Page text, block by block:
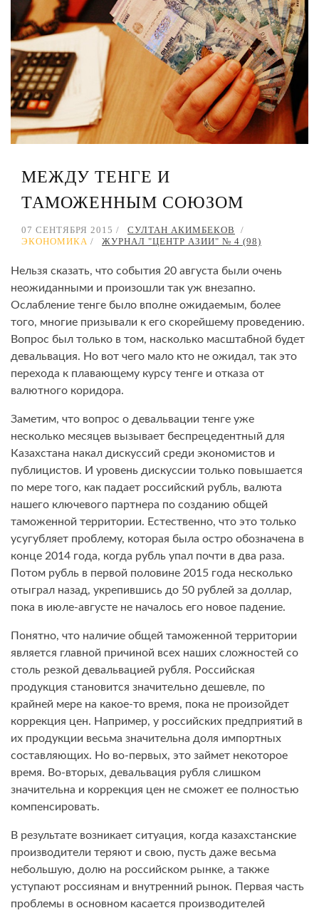
МЕЖДУ ТЕНГЕ И
ТАМОЖЕННЫМ СОЮЗОМ
07 СЕНТЯБРЯ 2015
СУЛТАН АКИМБЕКОВ
ЭКОНОМИКА
ЖУРНАЛ "ЦЕНТР АЗИИ" № 4 (98)
Нельзя сказать, что события 20 августа были очень
неожиданными и произошли так уж внезапно.
Ослабление тенге было вполне ожидаемым, более
того, многие призывали к его скорейшему проведению.
Вопрос был только в том, насколько масштабной будет
девальвация. Но вот чего мало кто не ожидал, так это
перехода к плавающему курсу тенге и отказа от
валютного коридора.
Заметим, что вопрос о девальвации тенге уже
несколько месяцев вызывает беспрецедентный для
Казахстана накал дискуссий среди экономистов и
публицистов. И уровень дискуссии только повышается
по мере того, как падает российский рубль, валюта
нашего ключевого партнера по созданию общей
таможенной территории. Естественно, что это только
усугубляет проблему, которая была остро обозначена в
конце 2014 года, когда рубль упал почти в два раза.
Потом рубль в первой половине 2015 года несколько
отыграл назад, укрепившись до 50 рублей за доллар,
пока в июле-августе не началось его новое падение.
Понятно, что наличие общей таможенной территории
является главной причиной всех наших сложностей со
столь резкой девальвацией рубля. Российская
продукция становится значительно дешевле, по
крайней мере на какое-то время, пока не произойдет
коррекция цен. Например, у российских предприятий в
их продукции весьма значительна доля импортных
составляющих. Но во-первых, это займет некоторое
время. Во-вторых, девальвация рубля слишком
значительна и коррекция цен не сможет ее полностью
компенсировать.
В результате возникает ситуация, когда казахстанские
производители теряют и свою, пусть даже весьма
небольшую, долю на российском рынке, а также
уступают россиянам и внутренний рынок. Первая часть
проблемы в основном касается производителей